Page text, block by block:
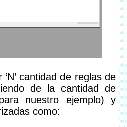
de la cantidad de
nuestro ejemplo) y
como: